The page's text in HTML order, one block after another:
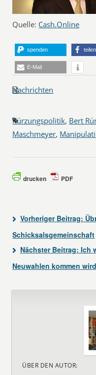
Quelle: Cash.Online
spenden teilen
E-Mail
Nachrichten
Kürzungspolitik, Bert
Maschmeyer,
drucken PDF
Vorheriger Beitrag:
Schicksalsgemeinschaft
Nächster Beitrag: Ich
Neuwahlen kommen wird
ÜBER DEN AUTOR: